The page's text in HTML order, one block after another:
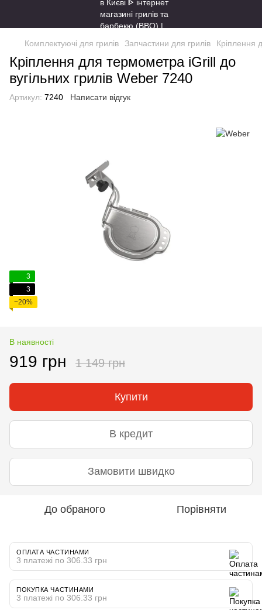
Комплектуючі для грилів Запчастини для грилів Кріплення
Кріплення для термометра iGrill до
вугільних грилів Weber 7240
Артикул: 7240 Написати відгук
3
3
−20%
В наявності
919 грн 1 149 грн
Купити
В кредит
Замовити швидко
До обраного Порівняти
ОПЛАТА ЧАСТИНАМИ
3 платежі по 306.33 грн
ПОКУПКА ЧАСТИНАМИ
3 платежі по 306.33 грн